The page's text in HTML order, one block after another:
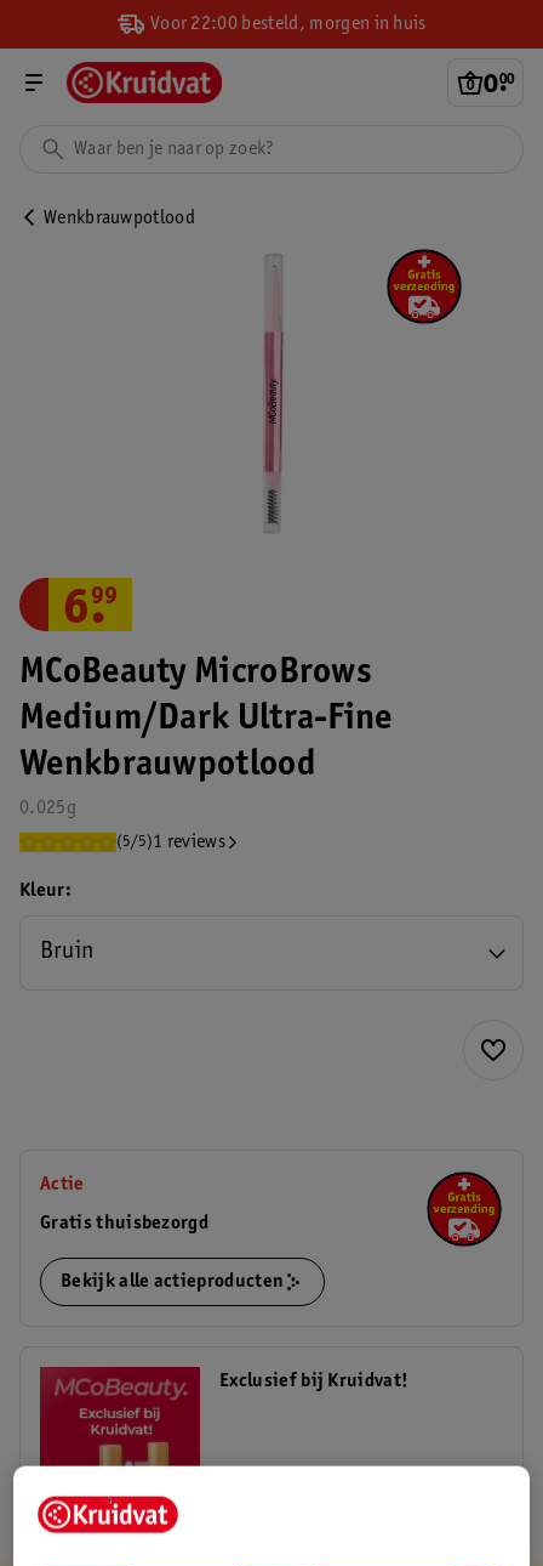
Voor 22:00 besteld, morgen in huis
0.
00
Wenkbrauwpotlood
MCoBeauty MicroBrows
Medium/Dark Ultra-Fine
Wenkbrauwpotlood
0.025g
(5/5)1 reviews
6.
99
Kleur
Bruin
Actie
Gratis thuisbezorgd
Bekijk alle actieproducten
Exclusief bij Kruidvat!